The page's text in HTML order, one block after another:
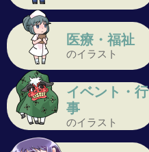
医療・福祉
のイラスト
イベント・行
事
のイラスト